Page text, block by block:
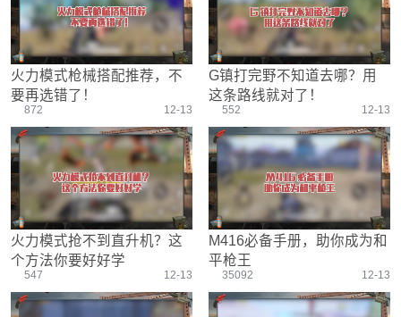
压枪教学
落地选择
欢乐时刻
盒平老中医
防弹铁头团
火力模式枪械搭配推荐，不
要再选错了！
872 12-13
G镇打完野不知道去哪？用
这条路线就对了！
552 12-13
火力模式抢不到直升机？这
个方法你要好好学
547 12-13
M416必备手册，助你成为和
平枪王
35092 12-13